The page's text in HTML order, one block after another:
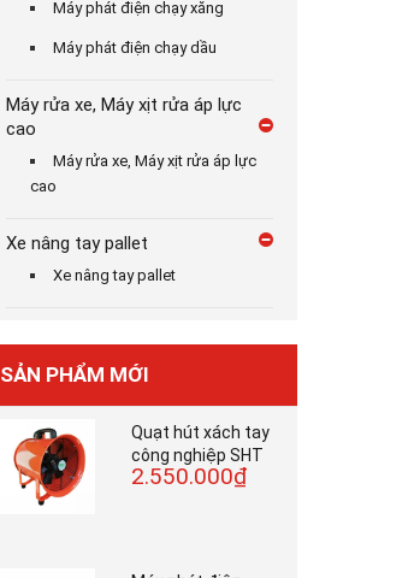
Máy phát điện chạy xăng
Máy phát điện chạy dầu
Máy rửa xe, Máy xịt rửa áp lực
cao
Máy rửa xe, Máy xịt rửa áp lực
cao
Xe nâng tay pallet
Xe nâng tay pallet
SẢN PHẨM MỚI
Quạt hút xách tay
công nghiệp SHT
2.550.000₫